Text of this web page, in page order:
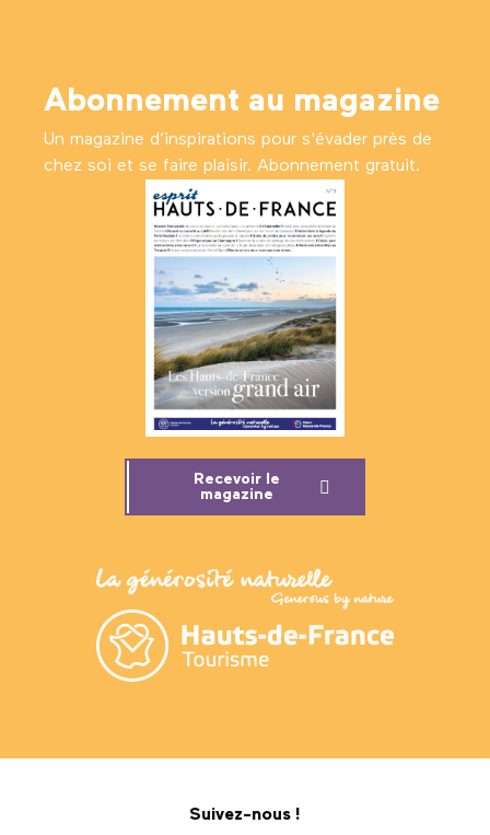
Abonnement au magazine
Un magazine d’inspirations pour s'évader près de
chez soi et se faire plaisir. Abonnement gratuit.
Recevoir le
magazine
Suivez-nous !